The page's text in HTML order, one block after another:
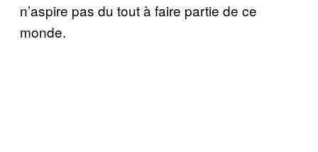
n’aspire pas du tout à faire partie de ce
monde.